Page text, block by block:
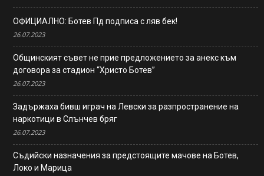
ОФИЦИАЛНО: Ботев Пд подписа с ляв бек!
26.07.2023
Общинският съвет не прие предложението за анекс към
договора за стадион “Христо Ботев”
26.07.2023
Задържаха бивш играч на Левски за разпространение на
наркотици в Слънчев бряг
26.07.2023
Съдийски назначения за предстоящите мачове на Ботев,
Локо и Марица